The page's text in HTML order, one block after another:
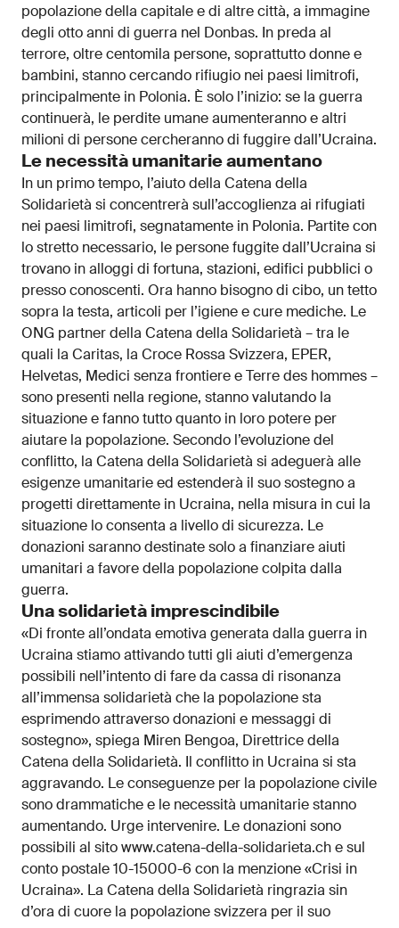
popolazione della capitale e di altre città, a immagine
degli otto anni di guerra nel Donbas. In preda al
terrore, oltre centomila persone, soprattutto donne e
bambini, stanno cercando rifiugio nei paesi limitrofi,
principalmente in Polonia. È solo l’inizio: se la guerra
continuerà, le perdite umane aumenteranno e altri
milioni di persone cercheranno di fuggire dall’Ucraina.
Le necessità umanitarie aumentano
In un primo tempo, l’aiuto della Catena della
Solidarietà si concentrerà sull’accoglienza ai rifugiati
nei paesi limitrofi, segnatamente in Polonia. Partite con
lo stretto necessario, le persone fuggite dall’Ucraina si
trovano in alloggi di fortuna, stazioni, edifici pubblici o
presso conoscenti. Ora hanno bisogno di cibo, un tetto
sopra la testa, articoli per l’igiene e cure mediche. Le
ONG partner della Catena della Solidarietà – tra le
quali la Caritas, la Croce Rossa Svizzera, EPER,
Helvetas, Medici senza frontiere e Terre des hommes –
sono presenti nella regione, stanno valutando la
situazione e fanno tutto quanto in loro potere per
aiutare la popolazione. Secondo l’evoluzione del
conflitto, la Catena della Solidarietà si adeguerà alle
esigenze umanitarie ed estenderà il suo sostegno a
progetti direttamente in Ucraina, nella misura in cui la
situazione lo consenta a livello di sicurezza. Le
donazioni saranno destinate solo a finanziare aiuti
umanitari a favore della popolazione colpita dalla
guerra.
Una solidarietà imprescindibile
«Di fronte all’ondata emotiva generata dalla guerra in
Ucraina stiamo attivando tutti gli aiuti d’emergenza
possibili nell’intento di fare da cassa di risonanza
all’immensa solidarietà che la popolazione sta
esprimendo attraverso donazioni e messaggi di
sostegno», spiega Miren Bengoa, Direttrice della
Catena della Solidarietà. Il conflitto in Ucraina si sta
aggravando. Le conseguenze per la popolazione civile
sono drammatiche e le necessità umanitarie stanno
aumentando. Urge intervenire. Le donazioni sono
possibili al sito www.catena-della-solidarieta.ch e sul
conto postale 10-15000-6 con la menzione «Crisi in
Ucraina». La Catena della Solidarietà ringrazia sin
d’ora di cuore la popolazione svizzera per il suo